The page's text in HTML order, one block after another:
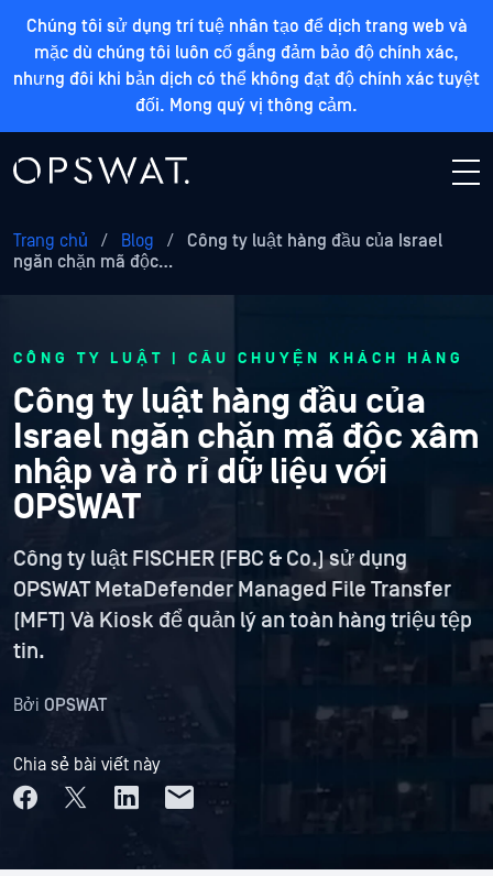
Chúng tôi sử dụng trí tuệ nhân tạo để dịch trang web và
mặc dù chúng tôi luôn cố gắng đảm bảo độ chính xác,
nhưng đôi khi bản dịch có thể không đạt độ chính xác tuyệt
đối. Mong quý vị thông cảm.
Trang chủ / Blog /
Công ty luật hàng đầu của Israel
ngăn chặn mã độc…
CÔNG TY LUẬT | CÂU CHUYỆN KHÁCH HÀNG
Công ty luật hàng đầu của
Israel ngăn chặn mã độc xâm
nhập và rò rỉ dữ liệu với
OPSWAT
Công ty luật FISCHER (FBC & Co.) sử dụng
OPSWAT MetaDefender Managed File Transfer
(MFT) Và Kiosk để quản lý an toàn hàng triệu tệp
tin.
Bởi OPSWAT
Chia sẻ bài viết này